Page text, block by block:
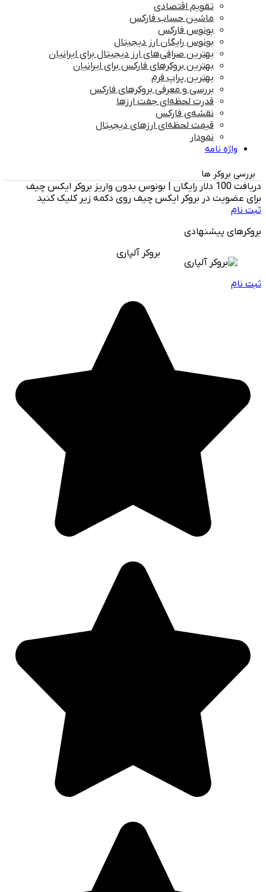
تقویم اقتصادی
ماشین حساب فارکس
بونوس فارکس
بونوس رایگان ارز دیجیتال
بهترین صرافی‌های ارز دیجیتال برای ایرانیان
بهترین بروکرهای فارکس برای ایرانیان
بهترین پراپ‌ فرم
بررسی و معرفی بروکرهای فارکس
قدرت لحظه‌ای جفت ارزها
نقشه‌ی فارکس
قیمت لحظه‌ای ارزهای دیجیتال
نمودار
واژه نامه
بررسی بروکر ها
دریافت 100 دلار رایگان | بونوس بدون واریز بروکر ایکس چیف
برای عضویت در بروکر ایکس چیف روی دکمه زیر کلیک کنید
ثبت نام
بروکرهای پیشنهادی
بروکر آلپاری
ثبت نام